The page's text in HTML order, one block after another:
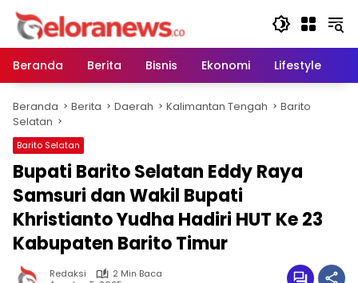
Langsung
konten
Beranda
Berita Bisnis Ekonomi Lifestyle
Beranda Berita Daerah Kalimantan Tengah
Barito
Selatan
Barito Selatan
Bupati Barito Selatan Eddy Raya
Samsuri dan Wakil Bupati
Khristianto Yudha Hadiri HUT Ke 23
Kabupaten Barito Timur
Redaksi
2 Min Baca